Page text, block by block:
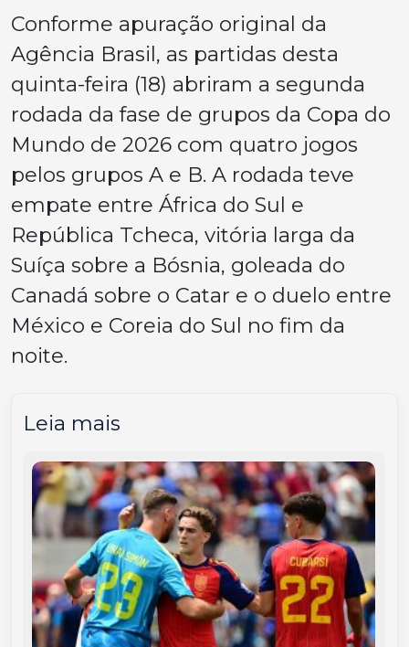
Conforme apuração original da
Agência Brasil, as partidas desta
quinta-feira (18) abriram a segunda
rodada da fase de grupos da Copa do
Mundo de 2026 com quatro jogos
pelos grupos A e B. A rodada teve
empate entre África do Sul e
República Tcheca, vitória larga da
Suíça sobre a Bósnia, goleada do
Canadá sobre o Catar e o duelo entre
México e Coreia do Sul no fim da
noite.
Leia mais